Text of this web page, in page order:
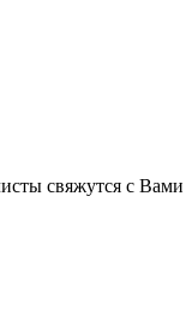
свяжутся с